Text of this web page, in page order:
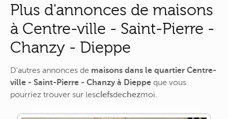
Plus d'annonces de maisons
à Centre-ville - Saint-Pierre -
Chanzy - Dieppe
D'autres annonces de maisons dans le quartier Centre-
ville - Saint-Pierre - Chanzy à Dieppe que vous
pourriez trouver sur lesclefsdechezmoi.